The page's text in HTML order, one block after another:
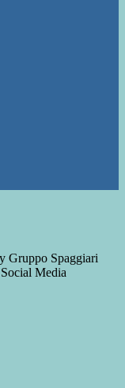
Gruppo Spaggiari
Media